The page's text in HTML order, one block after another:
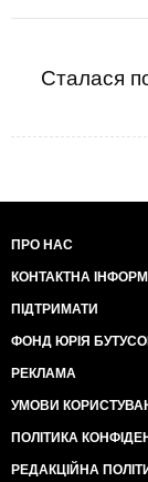
Сталася
ПРО НАС
КОНТАКТНА
ПІДТРИМАТИ
ФОНД ЮРІЯ
РЕКЛАМА
УМОВИ
ПОЛІТИКА
РЕДАКЦІЙНА